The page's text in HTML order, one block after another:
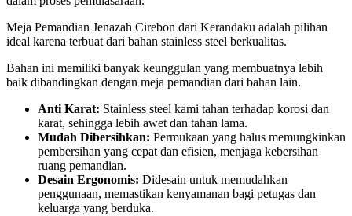
Meja Pemandian Jenazah Cirebon dari Kerandaku adalah pilihan
ideal karena terbuat dari bahan stainless steel berkualitas.
Bahan ini memiliki banyak keunggulan yang membuatnya lebih
baik dibandingkan dengan meja pemandian dari bahan lain.
Anti Karat: Stainless steel kami tahan terhadap korosi dan
karat, sehingga lebih awet dan tahan lama.
Mudah Dibersihkan: Permukaan yang halus memungkinkan
pembersihan yang cepat dan efisien, menjaga kebersihan
ruang pemandian.
Desain Ergonomis: Didesain untuk memudahkan
penggunaan, memastikan kenyamanan bagi petugas dan
keluarga yang berduka.